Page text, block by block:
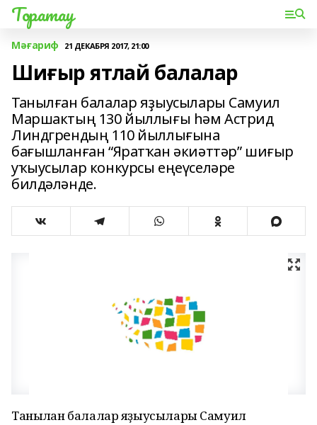
Торатау
Мәғариф 21 ДЕКАБРЯ 2017, 21:00
Шиғыр ятлай балалар
Танылған балалар яҙыусылары Самуил
Маршактың 130 йыллығы һәм Астрид
Линдгрендың 110 йыллығына
бағышланған “Яратҡан әкиәттәр” шиғыр
уҡыусылар конкурсы еңеүселәре
билдәләнде.
Танылған балалар яҙыусылары Самуил